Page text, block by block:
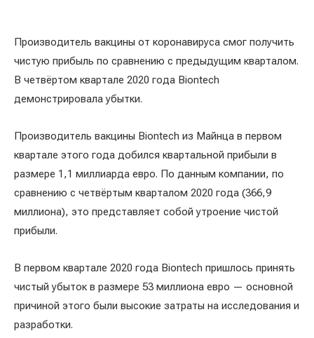
Производитель вакцины от коронавируса смог получить
чистую прибыль по сравнению с предыдущим кварталом.
В четвёртом квартале 2020 года Biontech
демонстрировала убытки.
Производитель вакцины Biontech из Майнца в первом
квартале этого года добился квартальной прибыли в
размере 1,1 миллиарда евро. По данным компании, по
сравнению с четвёртым кварталом 2020 года (366,9
миллиона), это представляет собой утроение чистой
прибыли.
В первом квартале 2020 года Biontech пришлось принять
чистый убыток в размере 53 миллиона евро — основной
причиной этого были высокие затраты на исследования и
разработки.